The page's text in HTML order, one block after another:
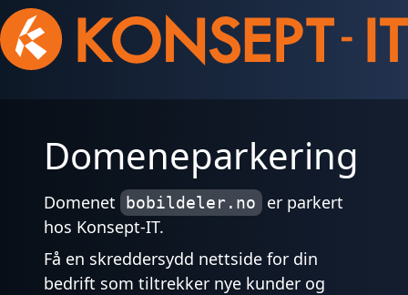
Domeneparkering
Domenet bobildeler.no er parkert
hos Konsept-IT.
Få en skreddersydd nettside for din
bedrift som tiltrekker nye kunder og